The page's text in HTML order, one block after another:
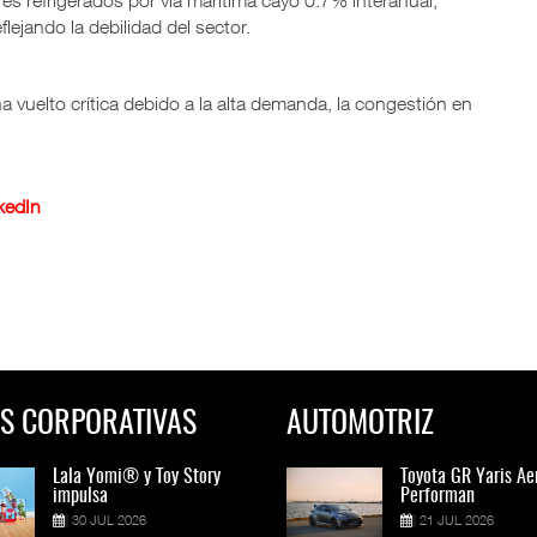
la debilidad del sector.
vuelto crítica debido a la alta demanda, la congestión en
CORPORATIVAS
Lala Yomi® y Toy Story
impulsa
30 JUL 2026
Lala Yomi® y Toy
impulsa
30 JUL 2026
AUTOMOTRIZ
Toyota GR Yaris Aero
Performan
21 JUL 2026
Toyota GR Yaris
Performan
21 JUL 2026